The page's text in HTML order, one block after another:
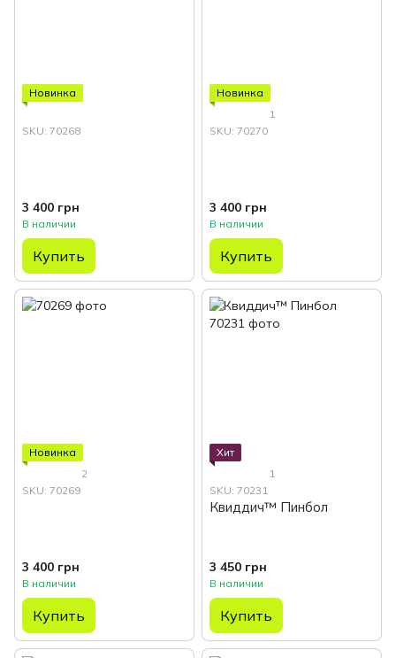
Новинка
SKU: 70268
3 400 грн
В наличии
Купить
Новинка
1
SKU: 70270
3 400 грн
В наличии
Купить
Новинка
2
SKU: 70269
3 400 грн
В наличии
Купить
Хит
1
SKU: 70231
Квиддич™ Пинбол
3 450 грн
В наличии
Купить